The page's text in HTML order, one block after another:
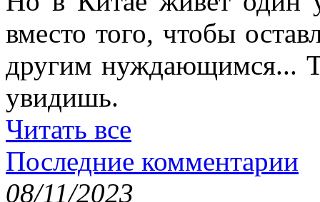
вместо того, чтобы
другим нуждающимся...
увидишь.
Читать все
Последние комментарии
08/11/2023